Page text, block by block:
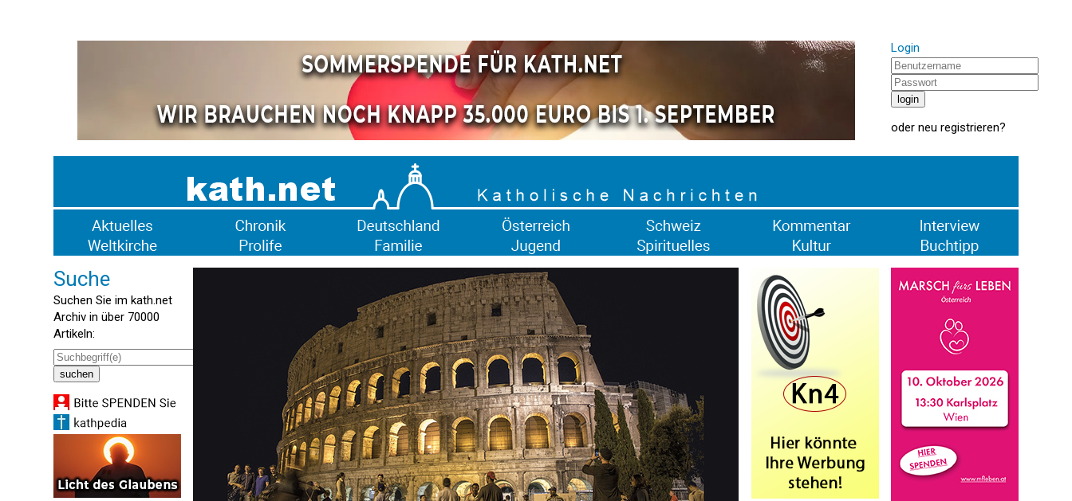
Login
oder neu registrieren?
Suche
Suchen Sie im kath.net
Archiv in über 70000
Artikeln: